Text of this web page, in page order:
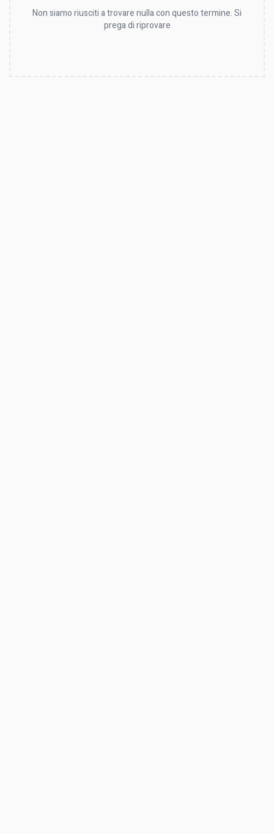
Non siamo riusciti a trovare nulla con questo termine. Si
prega di riprovare